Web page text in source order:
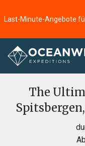
Startseite
The